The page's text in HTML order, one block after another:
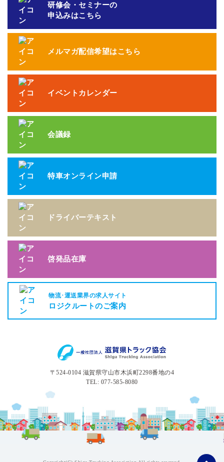
研修会・セミナーの
申込みはこちら
メルマガ配信希望はこちら
イベントカレンダー
会議録
特車オンライン申請
ドライバーテキスト
啓発品在庫
物流･運送業界の求人サイト
ロジクルートのご案内
〒524-0104 滋賀県守山市木浜町2298番地の4
TEL: 077-585-8080